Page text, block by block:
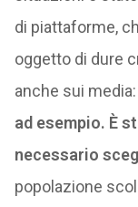
di piattaforme,
oggetto di dure
anche sui media:
ad esempio. È
necessario
popolazione